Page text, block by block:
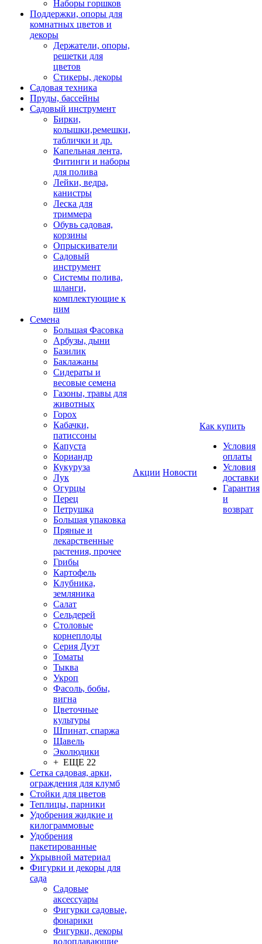
Наборы горшков
Поддержки, опоры для
комнатных цветов и
декоры
Держатели, опоры,
решетки для
цветов
Стикеры, декоры
Садовая техника
Пруды, бассейны
Садовый инструмент
Бирки,
колышки,ремешки,
таблички и др.
Капельная лента,
Фитинги и наборы
для полива
Лейки, ведра,
канистры
Леска для
триммера
Обувь садовая,
корзины
Опрыскиватели
Садовый
инструмент
Системы полива,
шланги,
комплектующие к
ним
Семена
Большая Фасовка
Арбузы, дыни
Базилик
Баклажаны
Сидераты и
весовые семена
Газоны, травы для
животных
Горох
Кабачки,
патиссоны
Капуста
Кориандр
Кукуруза
Лук
Огурцы
Перец
Петрушка
Большая упаковка
Пряные и
лекарственные
растения, прочее
Грибы
Картофель
Клубника,
земляника
Салат
Сельдерей
Столовые
корнеплоды
Серия Дуэт
Томаты
Тыква
Укроп
Фасоль, бобы,
вигна
Цветочные
культуры
Шпинат, спаржа
Щавель
Эколюдики
+ ЕЩЕ 22
Сетка садовая, арки,
ограждения для клумб
Стойки для цветов
Теплицы, парники
Удобрения жидкие и
килограммовые
Удобрения
пакетированные
Укрывной материал
Фигурки и декоры для
сада
Садовые
аксессуары
Фигурки садовые,
фонарики
Фигурки, декоры
водоплавающие
Акции Новости
Как купить
Условия
оплаты
Условия
доставки
Гарантия
и
возврат